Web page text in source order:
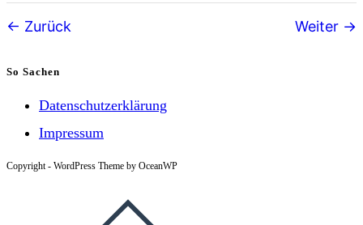
Follower-
Zurück Weiter
So Sachen
Datenschutzerklärung
Impressum
Copyright - WordPress Theme by OceanWP